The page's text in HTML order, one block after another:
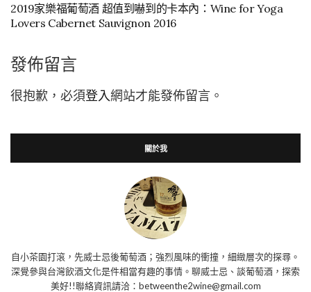
2019家樂福葡萄酒 超值到嚇到的卡本內：Wine for Yoga
Lovers Cabernet Sauvignon 2016
發佈留言
很抱歉，必須登入網站才能發佈留言。
關於我
自小茶園打滾，先威士忌後葡萄酒；強烈風味的衝撞，細緻層次的探尋。
深覺參與台灣飲酒文化是件相當有趣的事情。聊威士忌、談葡萄酒，探索
美好!!聯絡資訊請洽：betweenthe2wine@gmail.com